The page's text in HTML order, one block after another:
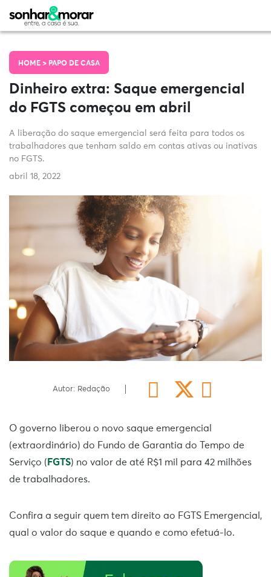
HOME > PAPO DE CASA
Dinheiro extra: Saque emergencial
do FGTS começou em abril
A liberação do saque emergencial será feita para todos os
trabalhadores que tenham saldo em contas ativas ou inativas
no FGTS.
abril 18, 2022
Autor: Redação
O governo liberou o novo saque emergencial
(extraordinário) do Fundo de Garantia do Tempo de
Serviço ( FGTS) no valor de até R$1 mil para 42 milhões
de trabalhadores.
Confira a seguir quem tem direito ao FGTS Emergencial,
qual o valor do saque e quando e como efetuá-lo.